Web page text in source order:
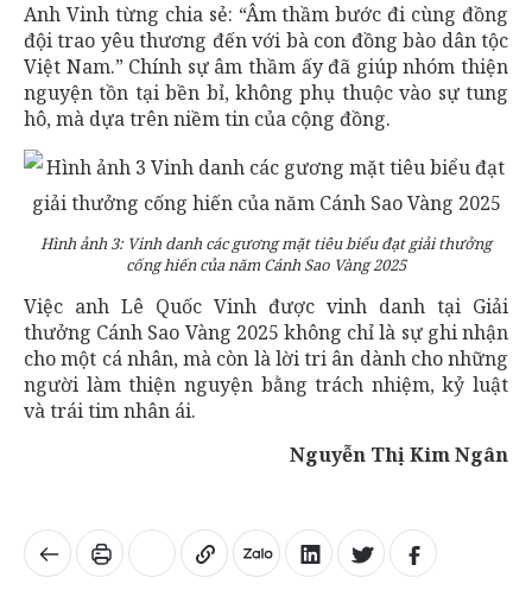
Anh Vinh từng chia sẻ: “Âm thầm bước đi cùng đồng
đội trao yêu thương đến với bà con đồng bào dân tộc
Việt Nam.” Chính sự âm thầm ấy đã giúp nhóm thiện
nguyện tồn tại bền bỉ, không phụ thuộc vào sự tung
hô, mà dựa trên niềm tin của cộng đồng.
Hình ảnh 3: Vinh danh các gương mặt tiêu biểu đạt giải thưởng
cống hiến của năm Cánh Sao Vàng 2025
Việc anh Lê Quốc Vinh được vinh danh tại Giải
thưởng Cánh Sao Vàng 2025 không chỉ là sự ghi nhận
cho một cá nhân, mà còn là lời tri ân dành cho những
người làm thiện nguyện bằng trách nhiệm, kỷ luật
và trái tim nhân ái.
Nguyễn Thị Kim Ngân